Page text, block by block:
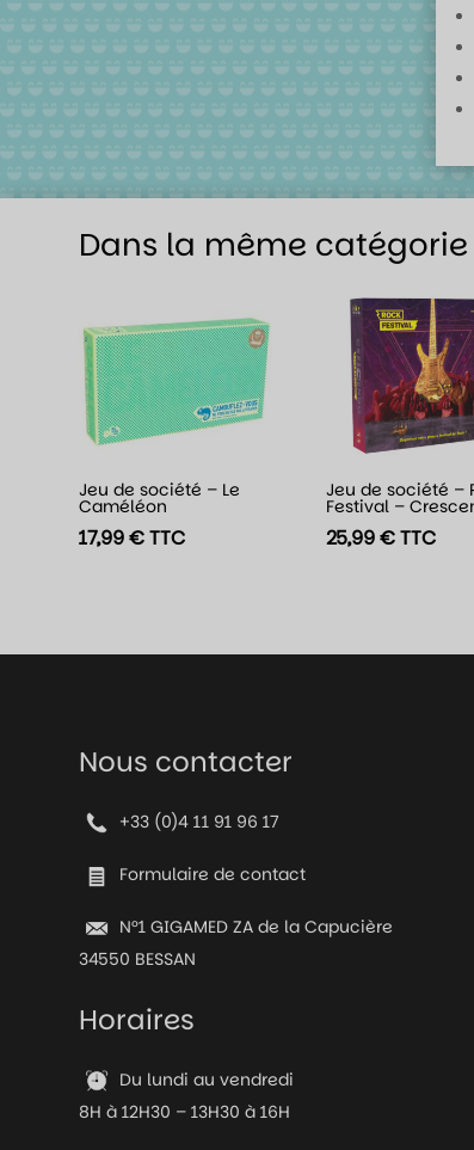
Dans la même catégorie
Jeu de société – Le
Caméléon
17,99€TTC
Jeu de société –
Festival –
25,99€TTC
Nous contacter
+33 (0)4 11 91 96 17
Formulaire de contact
N°1 GIGAMED ZA de la Capucière
34550 BESSAN
Horaires
Du lundi au vendredi
8H à 12H30 – 13H30 à 16H